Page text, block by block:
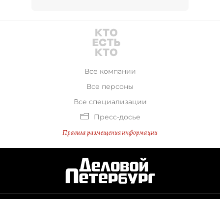
Все компании
Все персоны
Все специализации
Пресс-досье
Правила размещения информации